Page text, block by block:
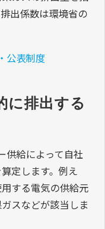
出係数は環境省の
公表制度
に排出する
供給によって自社
定します。例え
する電気の供給元
スなどが該当しま